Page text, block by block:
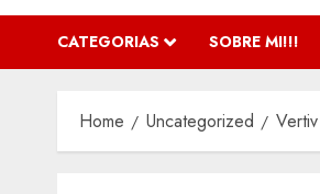
CATEGORIAS SOBRE MI!!!
Home Uncategorized